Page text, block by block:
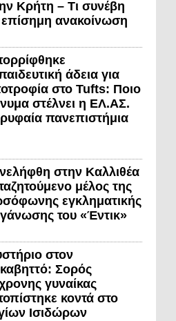
Κρήτη – Τι συνέβη
ανακοίνωση
άδεια για
στο Tufts: Ποιο
στέλνει η ΕΛ.ΑΣ.
πανεπιστήμια
στην Καλλιθέα
μέλος της
εγκληματικής
του «Έντικ»
στον
Σορός
γυναίκας
κοντά στο
Ισιδώρων